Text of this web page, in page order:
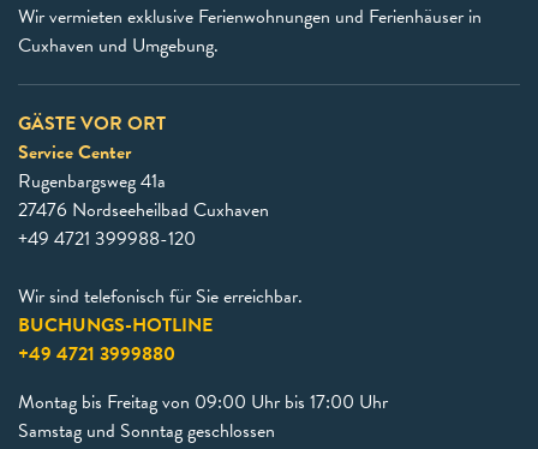
Wir vermieten exklusive Ferienwohnungen und Ferienhäuser in
Cuxhaven und Umgebung.
GÄSTE VOR ORT
Service Center
Rugenbargsweg 41a
27476 Nordseeheilbad Cuxhaven
+49 4721 399988-120
Wir sind telefonisch für Sie erreichbar.
BUCHUNGS-HOTLINE
+49 4721 3999880
Montag bis Freitag von 09:00 Uhr bis 17:00 Uhr
Samstag und Sonntag geschlossen